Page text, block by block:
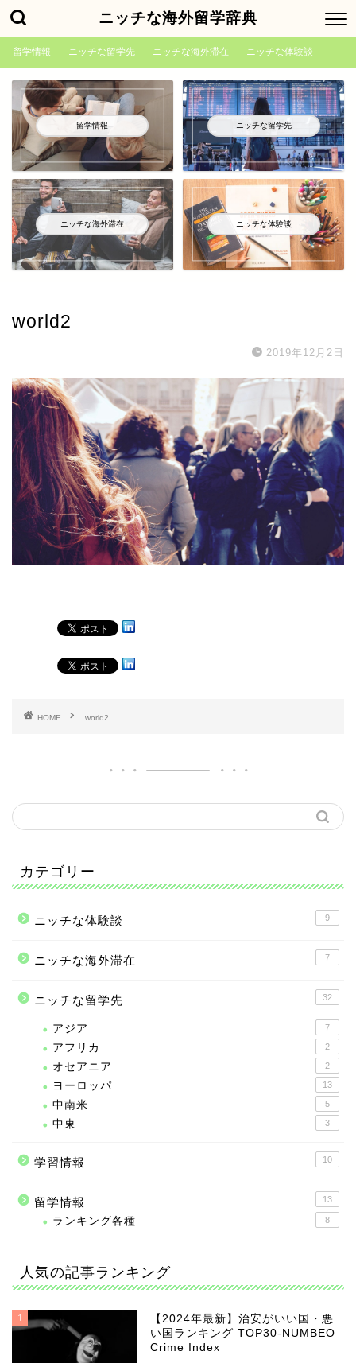
ニッチな海外留学辞典
留学情報 ニッチな留学先 ニッチな海外滞在 ニッチな体験談
留学情報 ニッチな留学先
ニッチな海外滞在 ニッチな体験談
world2
2019年12月2日
HOME world2
カテゴリー
ニッチな体験談 9
ニッチな海外滞在 7
ニッチな留学先 32
アジア 7
アフリカ 2
オセアニア 2
ヨーロッパ 13
中南米 5
中東 3
学習情報 10
留学情報 13
ランキング各種 8
人気の記事ランキング
1
【2024年最新】治安がいい国・悪
い国ランキング TOP30-NUMBEO
Crime Index